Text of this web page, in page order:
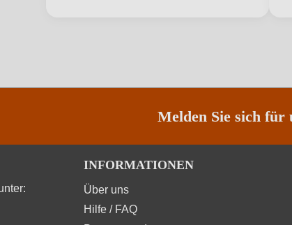
Melden Sie sich für
INFORMATIONEN
Über uns
Hilfe / FAQ